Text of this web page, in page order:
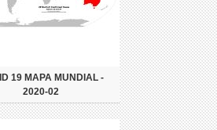
19 MAPA MUNDIAL -
2020-02